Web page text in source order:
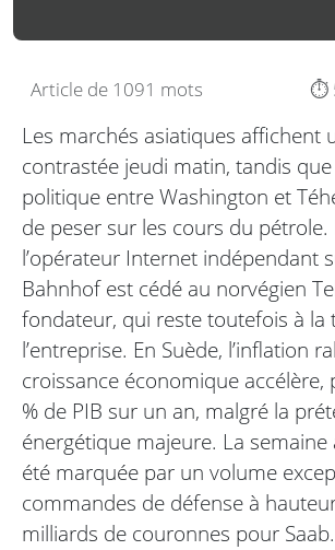
Article de 1091 mots ⏱️
Les marchés asiatiques affichent
contrastée jeudi matin, tandis
politique entre Washington et
de peser sur les cours du pétrole.
l’opérateur Internet indépendant
Bahnhof est cédé au norvégien
fondateur, qui reste toutefois à la
l’entreprise. En Suède, l’inflation
croissance économique accélère,
% de PIB sur un an, malgré la
énergétique majeure. La semaine
été marquée par un volume
commandes de défense à
milliards de couronnes pour Saab.